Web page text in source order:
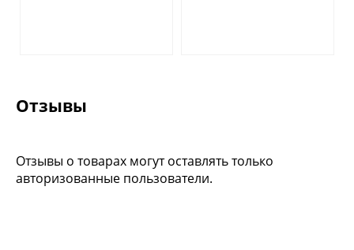
Отзывы
Отзывы о товарах могут оставлять только
авторизованные пользователи.